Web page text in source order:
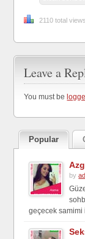
2110 total
Leave a
You must be
Popular
by
geçecek